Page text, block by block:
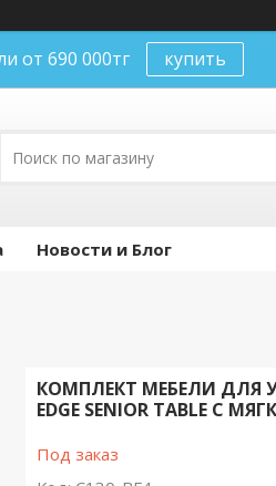
от 690 000тг купить
Новости и Блог
КОМПЛЕКТ МЕБЕЛИ ДЛЯ
EDGE SENIOR TABLE С
Под заказ